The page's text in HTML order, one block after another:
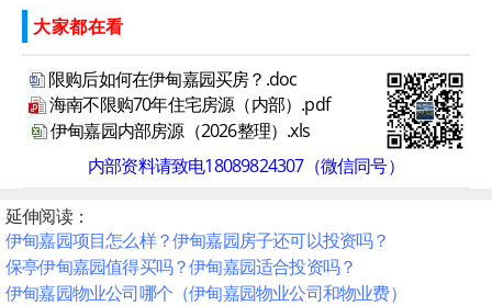
大家都在看
限购后如何在伊甸嘉园买房？.doc
海南不限购70年住宅房源（内部）.pdf
伊甸嘉园内部房源（2026整理）.xls
内部资料请致电18089824307（微信同号）
延伸阅读：
伊甸嘉园项目怎么样？伊甸嘉园房子还可以投资吗？
保亭伊甸嘉园值得买吗？伊甸嘉园适合投资吗？
伊甸嘉园物业公司哪个（伊甸嘉园物业公司和物业费）